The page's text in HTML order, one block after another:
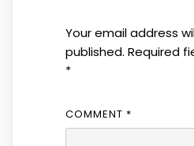
Your email address
published. Required
*
COMMENT *